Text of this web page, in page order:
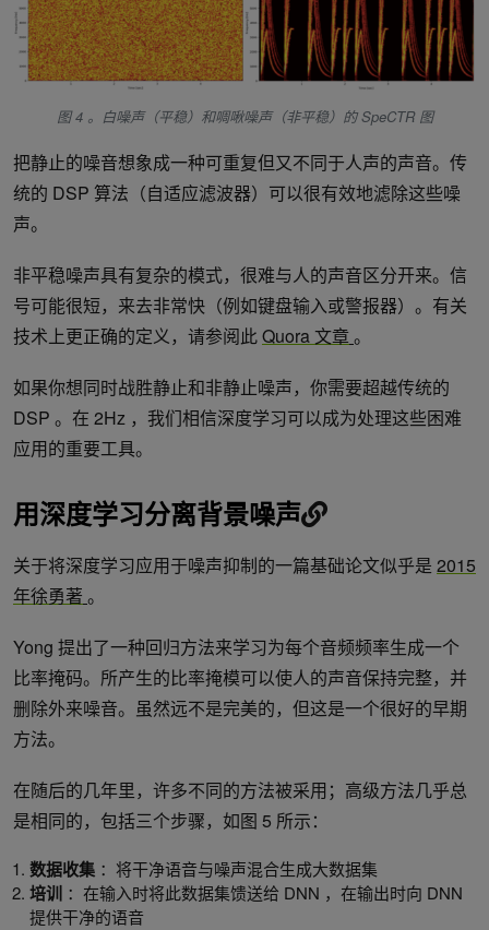
图 4 。白噪声（平稳）和啁啾噪声（非平稳）的 SpeCTR 图
把静止的噪音想象成一种可重复但又不同于人声的声音。传
统的 DSP 算法（自适应滤波器）可以很有效地滤除这些噪
声。
非平稳噪声具有复杂的模式，很难与人的声音区分开来。信
号可能很短，来去非常快（例如键盘输入或警报器）。有关
技术上更正确的定义，请参阅此Quora 文章。
如果你想同时战胜静止和非静止噪声，你需要超越传统的
DSP 。在 2Hz ，我们相信深度学习可以成为处理这些困难
应用的重要工具。
用深度学习分离背景噪声
关于将深度学习应用于噪声抑制的一篇基础论文似乎是 2015
年徐勇著 。
Yong 提出了一种回归方法来学习为每个音频频率生成一个
比率掩码。所产生的比率掩模可以使人的声音保持完整，并
删除外来噪音。虽然远不是完美的，但这是一个很好的早期
方法。
在随后的几年里，许多不同的方法被采用；高级方法几乎总
是相同的，包括三个步骤，如图 5 所示：
数据收集 ：将干净语音与噪声混合生成大数据集
培训 ：在输入时将此数据集馈送给 DNN ，在输出时向 DNN
提供干净的语音